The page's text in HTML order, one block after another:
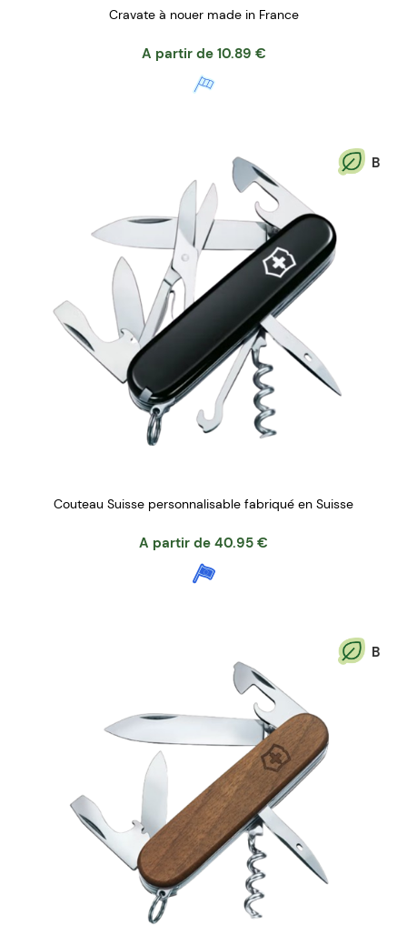
Cravate à nouer made in France
A partir de 10.89 €
B
Couteau Suisse personnalisable fabriqué en Suisse
A partir de 40.95 €
B